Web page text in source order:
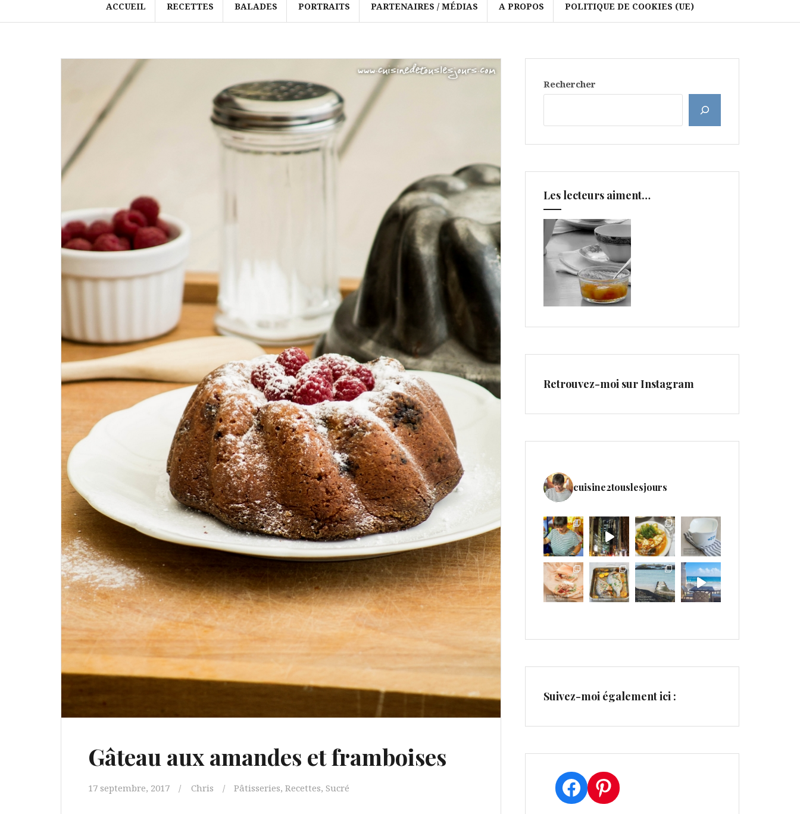
ACCUEIL RECETTES BALADES PORTRAITS PARTENAIRES / MÉDIAS A PROPOS POLITIQUE DE COOKIES (UE)
Gâteau aux amandes et framboises
17 septembre, 2017 Chris Pâtisseries, Recettes, Sucré
Rechercher
Les lecteurs aiment…
Retrouvez-moi sur Instagram
cuisine2touslesjours
Suivez-moi également ici :
Facebook
Pinterest